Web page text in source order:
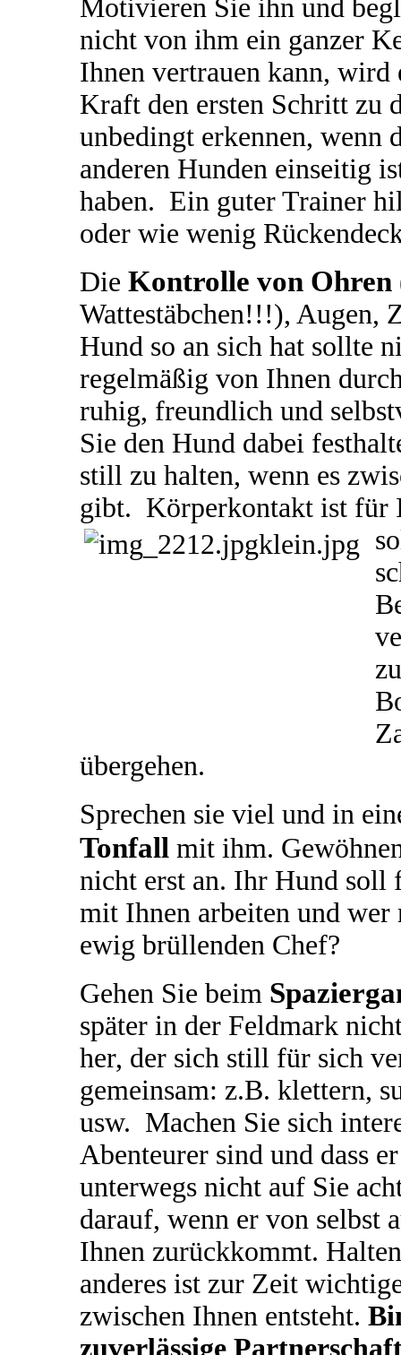
Motivieren Sie ihn und
nicht von ihm ein ganzer
Ihnen vertrauen kann, wird
Kraft den ersten Schritt zu
unbedingt erkennen, wenn
anderen Hunden einseitig
haben. Ein guter Trainer
oder wie wenig
Die Kontrolle von Ohren
Wattestäbchen!!!), Augen,
Hund so an sich hat sollte
regelmäßig von Ihnen
ruhig, freundlich und
Sie den Hund dabei
still zu halten, wenn es
gibt. Körperkontakt ist für
übergehen.
Sprechen sie viel und in
Tonfall mit ihm.
nicht erst an. Ihr Hund soll
mit Ihnen arbeiten und wer
ewig brüllenden Chef?
Gehen Sie beim
später in der Feldmark
her, der sich still für sich
gemeinsam: z.B. klettern,
usw. Machen Sie sich
Abenteurer sind und dass
unterwegs nicht auf Sie
darauf, wenn er von selbst
Ihnen zurückkommt.
anderes ist zur Zeit
zwischen Ihnen entsteht.
zuverlässige